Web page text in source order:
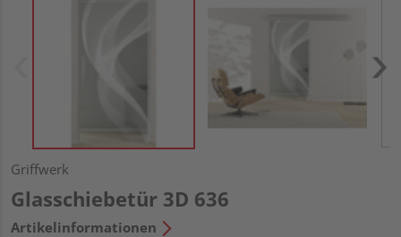
Griffwerk
Glasschiebetür 3D 636
Artikelinformationen